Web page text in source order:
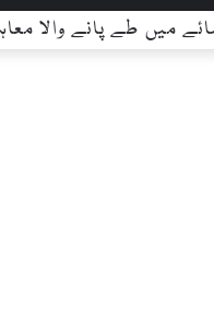
میں طے پانے والا